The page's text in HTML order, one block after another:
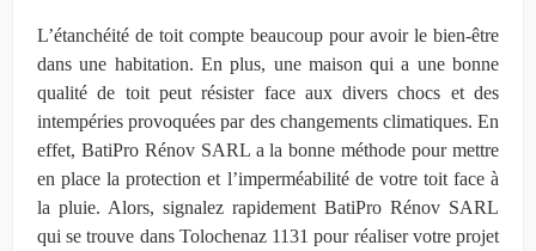
L’étanchéité de toit compte beaucoup pour avoir le bien-être
dans une habitation. En plus, une maison qui a une bonne
qualité de toit peut résister face aux divers chocs et des
intempéries provoquées par des changements climatiques. En
effet, BatiPro Rénov SARL a la bonne méthode pour mettre
en place la protection et l’imperméabilité de votre toit face à
la pluie. Alors, signalez rapidement BatiPro Rénov SARL
qui se trouve dans Tolochenaz 1131 pour réaliser votre projet